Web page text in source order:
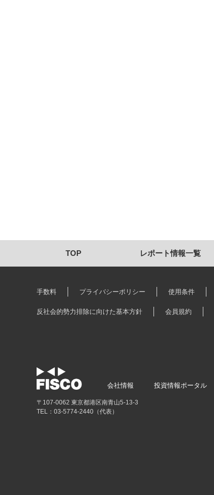
TOP レポート情報一覧
手数料 プライバシーポリシー 使用条件
反社会的勢力排除に向けた基本方針 会員規約
会社情報 投資情報ポータル
〒107-0062 東京都港区南青山5-13-3
TEL：03-5774-2440（代表）